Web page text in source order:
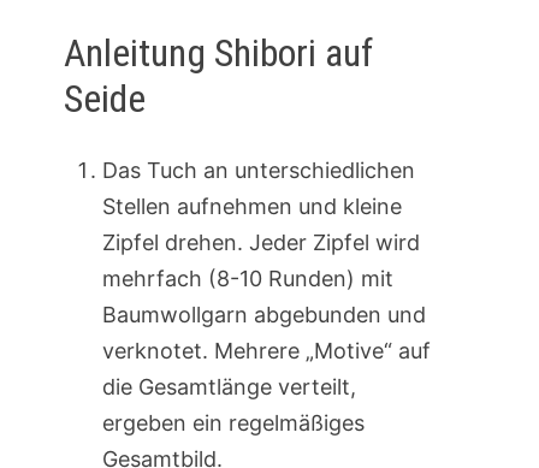
Anleitung Shibori auf
Seide
Das Tuch an unterschiedlichen
Stellen aufnehmen und kleine
Zipfel drehen. Jeder Zipfel wird
mehrfach (8-10 Runden) mit
Baumwollgarn abgebunden und
verknotet. Mehrere „Motive“ auf
die Gesamtlänge verteilt,
ergeben ein regelmäßiges
Gesamtbild.